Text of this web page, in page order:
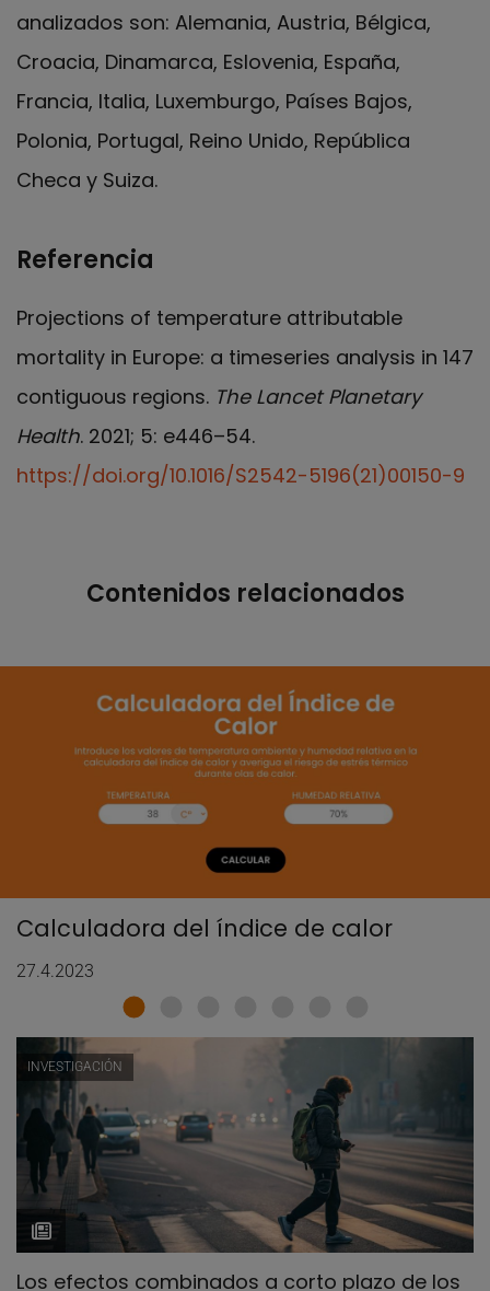
analizados son: Alemania, Austria, Bélgica,
Croacia, Dinamarca, Eslovenia, España,
Francia, Italia, Luxemburgo, Países Bajos,
Polonia, Portugal, Reino Unido, República
Checa y Suiza.
Referencia
Projections of temperature attributable
mortality in Europe: a timeseries analysis in 147
contiguous regions. The Lancet Planetary
Health. 2021; 5: e446–54.
https://doi.org/10.1016/S2542-5196(21)00150-9
Contenidos relacionados
Calculadora del índice de calor
27.4.2023
INVESTIGACIÓN
Los efectos combinados a corto plazo de los